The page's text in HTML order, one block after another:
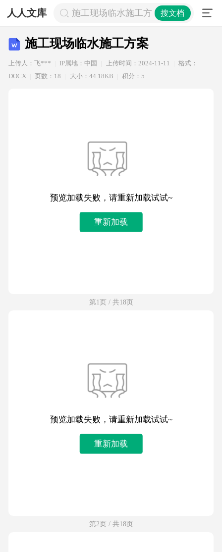
人人文库 施工现场临水施工方案搜文档
施工现场临水施工方案
上传人：飞*** IP属地：中国 上传时间：2024-11-11
格式：
DOCX
页数：18 大小：44.18KB 积分：5
预览加载失败，请重新加载试试~
重新加载
第1页 / 共18页
预览加载失败，请重新加载试试~
重新加载
第2页 / 共18页